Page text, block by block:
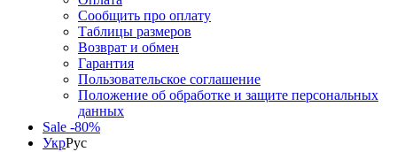
Сообщить про оплату
Таблицы размеров
Возврат и обмен
Гарантия
Пользовательское соглашение
Положение об обработке и защите персональных
данных
Sale -80%
УкрРус